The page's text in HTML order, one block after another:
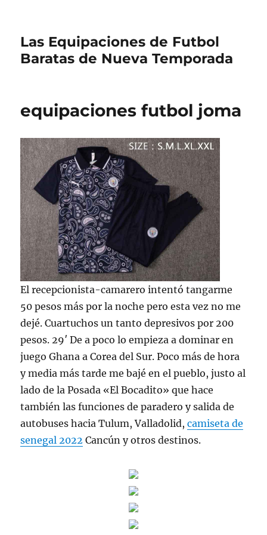
Las Equipaciones de Futbol
Baratas de Nueva Temporada
equipaciones futbol joma
El recepcionista-camarero intentó tangarme
50 pesos más por la noche pero esta vez no me
dejé. Cuartuchos un tanto depresivos por 200
pesos. 29′ De a poco lo empieza a dominar en
juego Ghana a Corea del Sur. Poco más de hora
y media más tarde me bajé en el pueblo, justo al
lado de la Posada «El Bocadito» que hace
también las funciones de paradero y salida de
autobuses hacia Tulum, Valladolid,camiseta de
senegal 2022 Cancún y otros destinos.